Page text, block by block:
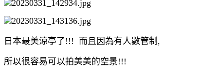
日本最美涼亭了!!! 而且因為有人數管制,
所以很容易可以拍美美的空景!!!